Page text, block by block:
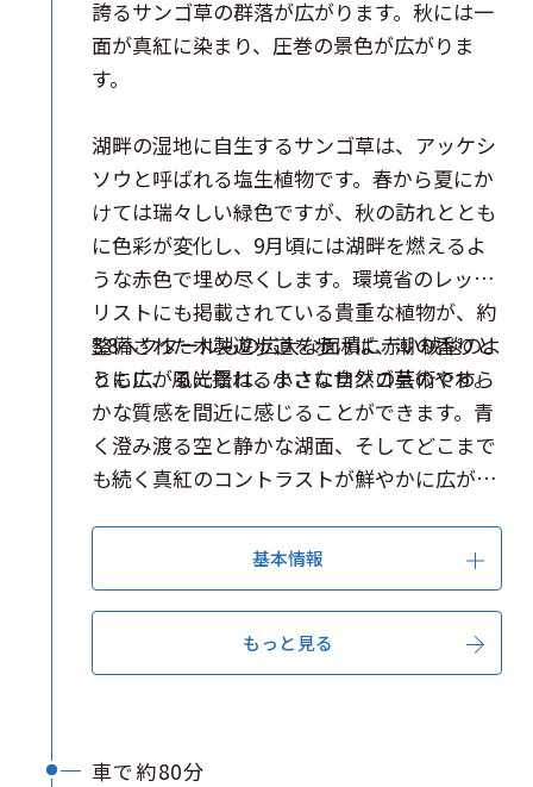
誇るサンゴ草の群落が広がります。秋には一
面が真紅に染まり、圧巻の景色が広がりま
す。
湖畔の湿地に自生するサンゴ草は、アッケシ
ソウと呼ばれる塩生植物です。春から夏にか
けては瑞々しい緑色ですが、秋の訪れととも
に色彩が変化し、9月頃には湖畔を燃えるよ
うな赤色で埋め尽くします。環境省のレッド
リストにも掲載されている貴重な植物が、約
3.8ヘクタールもの広大な面積に赤い絨毯のよ
うに広がる光景は、まさに自然の芸術です。
整備された木製遊歩道を歩けば、潮の香りと
ともに、風に揺れる小さなサンゴ草のやわら
かな質感を間近に感じることができます。青
く澄み渡る空と静かな湖面、そしてどこまで
も続く真紅のコントラストが鮮やかに広がり
さんご草まつり」が開催され、多くの観光客
で賑わいます。短い秋のひとときにだけ現れ
るこの光景は、一度は訪れてみたい、北海道
を代表する秋の絶景です。
基本情報
もっと見る
車で約80分